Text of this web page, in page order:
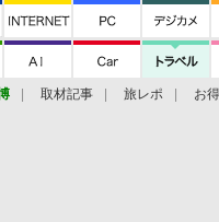
取材記事 旅レポ お